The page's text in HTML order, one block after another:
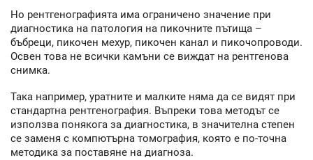
Но рентгенографията има ограничено значение при
диагностика на патология на пикочните пътища –
бъбреци, пикочен мехур, пикочен канал и пикочопроводи.
Освен това не всички камъни се виждат на рентгенова
снимка.
Така например, уратните и малките няма да се видят при
стандартна рентгенография. Въпреки това методът се
използва понякога за диагностика, в значителна степен
се заменя с компютърна томография, която е по-точна
методика за поставяне на диагноза.